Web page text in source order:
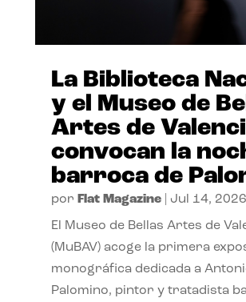
La Biblioteca
y el Museo de
Artes de
convocan la
barroca de
por Flat Magazine| Jul 14, 2026
El Museo de Bellas Artes de
(MuBAV) acoge la primera
monográfica dedicada a
Palomino, pintor y tratadista